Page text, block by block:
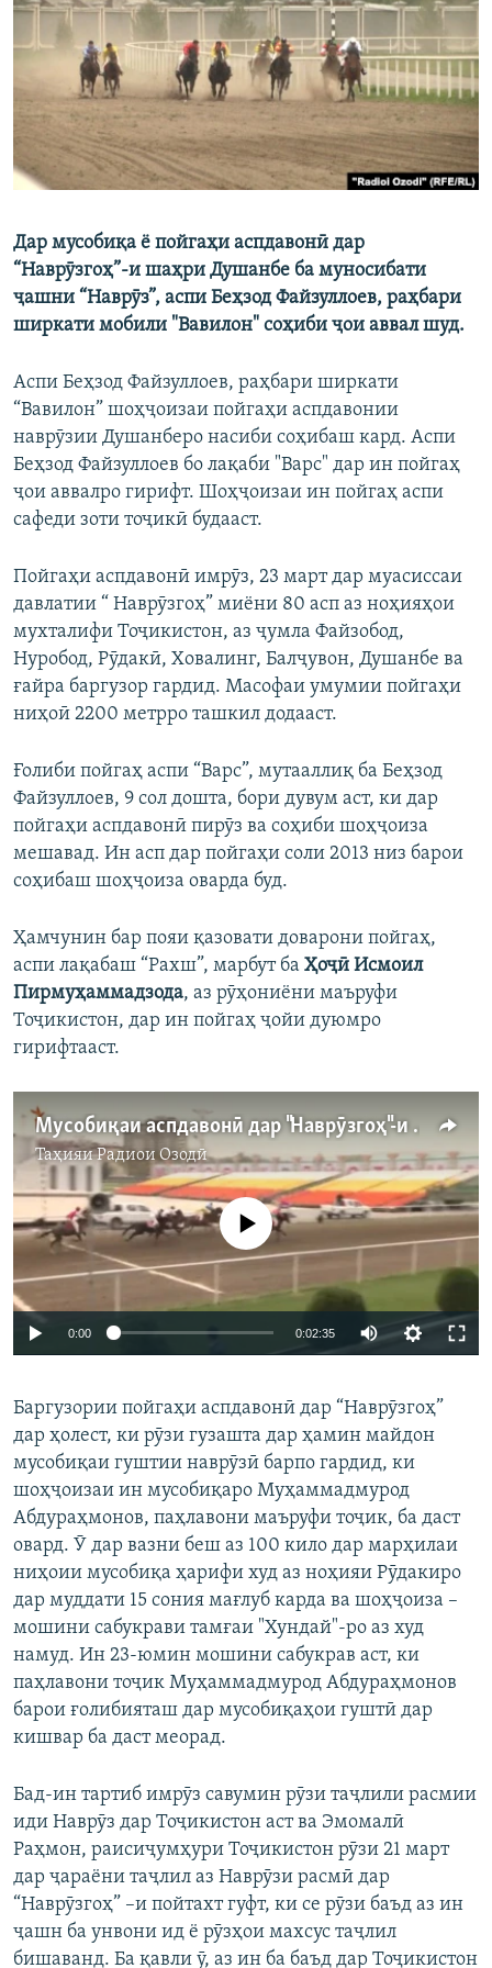
ГУЗОРИШҲОИ РАДИОӢ
Русский
ПАЙГИРӢ КУНЕД
Ҳамаи сомонаҳои RFE/RL
Дар мусобиқа ё пойгаҳи аспдавонӣ дар
“Наврӯзгоҳ”-и шаҳри Душанбе ба муносибати
ҷашни “Наврӯз”, аспи Беҳзод Файзуллоев, раҳбари
ширкати мобили "Вавилон" соҳиби ҷои аввал шуд.
Аспи Беҳзод Файзуллоев, раҳбари ширкати
“Вавилон” шоҳҷоизаи пойгаҳи аспдавонии
наврӯзии Душанберо насиби соҳибаш кард. Аспи
Беҳзод Файзуллоев бо лақаби "Варс" дар ин пойгаҳ
ҷои аввалро гирифт. Шоҳҷоизаи ин пойгаҳ аспи
сафеди зоти тоҷикӣ будааст.
Пойгаҳи аспдавонӣ имрӯз, 23 март дар муасиссаи
давлатии “ Наврӯзгоҳ” миёни 80 асп аз ноҳияҳои
мухталифи Тоҷикистон, аз ҷумла Файзобод,
Нуробод, Рӯдакӣ, Ховалинг, Балҷувон, Душанбе ва
ғайра баргузор гардид. Масофаи умумии пойгаҳи
ниҳоӣ 2200 метрро ташкил додааст.
Ғолиби пойгаҳ аспи “Варс”, мутааллиқ ба Беҳзод
Файзуллоев, 9 сол дошта, бори дувум аст, ки дар
пойгаҳи аспдавонӣ пирӯз ва соҳиби шоҳҷоиза
мешавад. Ин асп дар пойгаҳи соли 2013 низ барои
соҳибаш шоҳҷоиза оварда буд.
Ҳамчунин бар пояи қазовати доварони пойгаҳ,
аспи лақабаш “Рахш”, марбут ба Ҳоҷӣ Исмоил
Пирмуҳаммадзода, аз рӯҳониёни маъруфи
Тоҷикистон, дар ин пойгаҳ ҷойи дуюмро
гирифтааст.
Мусобиқаи аспдавонӣ дар "Наврӯзгоҳ"-и Душанбе
ТаҳияиРадиои Озодӣ
Феълан кор намекунад
0:00 0:02:35
Баргузории пойгаҳи аспдавонӣ дар “Наврӯзгоҳ”
дар ҳолест, ки рӯзи гузашта дар ҳамин майдон
мусобиқаи гуштии наврӯзӣ барпо гардид, ки
шоҳҷоизаи ин мусобиқаро Муҳаммадмурод
Абдураҳмонов, паҳлавони маъруфи тоҷик, ба даст
овард. Ӯ дар вазни беш аз 100 кило дар марҳилаи
ниҳоии мусобиқа ҳарифи худ аз ноҳияи Рӯдакиро
дар муддати 15 сония мағлуб карда ва шоҳҷоиза –
мошини сабукрави тамғаи "Хундай"-ро аз худ
намуд. Ин 23-юмин мошини сабукрав аст, ки
паҳлавони тоҷик Муҳаммадмурод Абдураҳмонов
барои ғолибияташ дар мусобиқаҳои гуштӣ дар
кишвар ба даст меорад.
Бад-ин тартиб имрӯз савумин рӯзи таҷлили расмии
иди Наврӯз дар Тоҷикистон аст ва Эмомалӣ
Раҳмон, раисиҷумҳури Тоҷикистон рӯзи 21 март
дар ҷараёни таҷлил аз Наврӯзи расмӣ дар
“Наврӯзгоҳ” –и пойтахт гуфт, ки се рӯзи баъд аз ин
ҷашн ба унвони ид ё рӯзҳои махсус таҷлил
бишаванд. Ба қавли ӯ, аз ин ба баъд дар Тоҷикистон